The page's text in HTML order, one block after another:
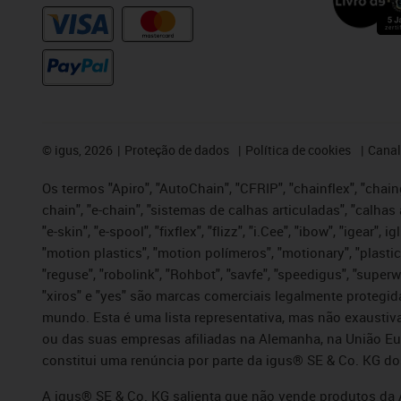
© igus, 2026 Proteção de dados Política de cookies
Os termos "Apiro", "AutoChain", "CFRIP", "chainflex",
chain", "e-chain", "sistemas de calhas articuladas",
"e-skin", "e-spool", "fixflex", "flizz", "i.Cee", "ibow", "igear",
"motion plastics", "motion polímeros", "motionary",
"reguse", "robolink", "Rohbot", "savfe", "speedigus",
"xiros" e "yes" são marcas comerciais legalmente
mundo. Esta é uma lista representativa, mas não
ou das suas empresas afiliadas na Alemanha, na União
constitui uma renúncia por parte da igus® SE & Co. KG
A igus® SE & Co. KG salienta que não vende produtos da